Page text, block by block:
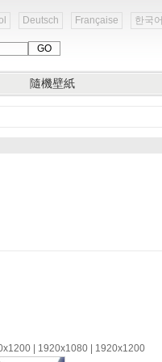
Deutsch Française 한국어
隨機壁紙
| 1920x1080 | 1920x1200